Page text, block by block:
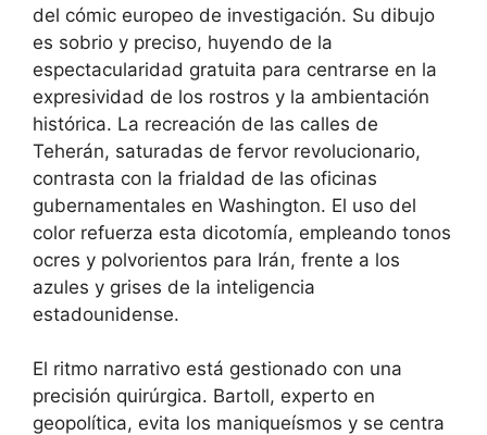
del cómic europeo de investigación. Su dibujo
es sobrio y preciso, huyendo de la
espectacularidad gratuita para centrarse en la
expresividad de los rostros y la ambientación
histórica. La recreación de las calles de
Teherán, saturadas de fervor revolucionario,
contrasta con la frialdad de las oficinas
gubernamentales en Washington. El uso del
color refuerza esta dicotomía, empleando tonos
ocres y polvorientos para Irán, frente a los
azules y grises de la inteligencia
estadounidense.
El ritmo narrativo está gestionado con una
precisión quirúrgica. Bartoll, experto en
geopolítica, evita los maniqueísmos y se centra